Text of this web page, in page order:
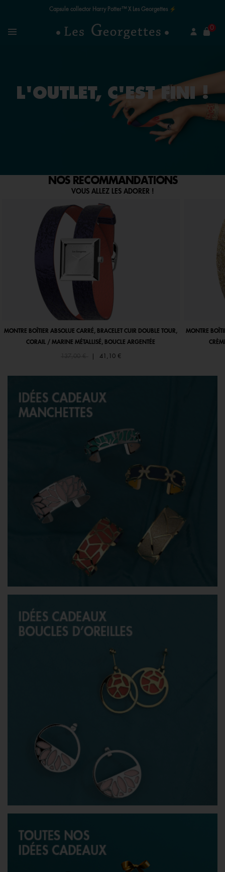
Capsule collector Harry Potter™ X Les Georgettes ⚡
MenuRecherchez un bijou
0
L'OUTLET, C'EST FINI !
NOS RECOMMANDATIONS
VOUS ALLEZ LES ADORER !
MONTRE BOÎTIER ABSOLUE CARRÉ, BRACELET CUIR DOUBLE TOUR,
CORAIL / MARINE MÉTALLISÉ, BOUCLE ARGENTÉE
Price reduced from
137,00 € 41,10 €
MONTRE